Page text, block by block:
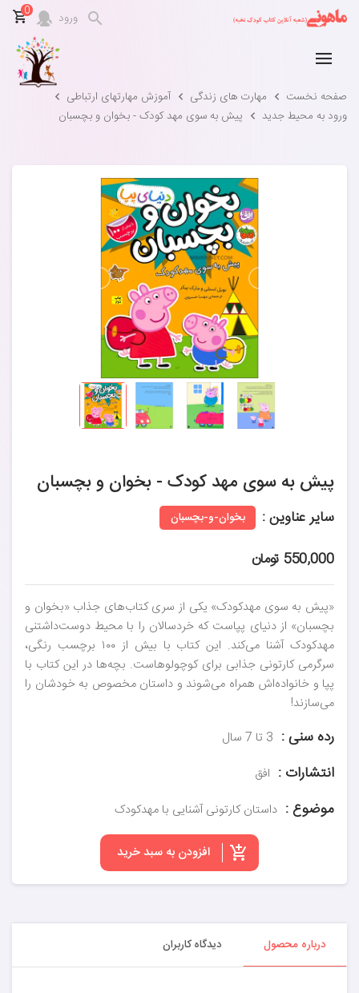
ورود 0
صفحه نخست مهارت های زندگی
آموزش مهارتهای ارتباطی
ورود به محیط جدید
پیش به سوی مهد کودک - بخوان و بچسبان
پیش به سوی مهد کودک - بخوان و بچسبان
سایر عناوین : بخوان‌-و‌-بچسبان
550,000 تومان
«پیش به سوی مهدکودک» یکی از سری کتاب‌های جذاب «بخوان و
بچسبان» از دنیای پپاست که خردسالان را با محیط دوست‌داشتنی
مهدکودک آشنا می‌کند. این کتاب با بیش از ۱۰۰ برچسب رنگی،
سرگرمی کارتونی جذابی برای کوچولوهاست. بچه‌ها در این کتاب با
پپا و خانواده‌اش همراه می‌شوند و داستان مخصوص به خودشان را
می‌سازند!
رده سنی : 3 تا 7 سال
انتشارات : افق
موضوع : داستان کارتونی آشنایی با مهدکودک
افزودن به سبد خرید
درباره محصول دیدگاه کاربران